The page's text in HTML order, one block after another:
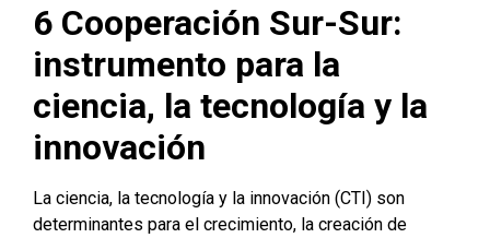
6 Cooperación Sur-Sur:
instrumento para la
ciencia, la tecnología y la
innovación
La ciencia, la tecnología y la innovación (CTI) son
determinantes para el crecimiento, la creación de